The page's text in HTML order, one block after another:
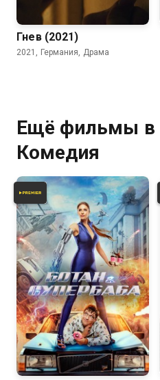
Гнев (2021)
2021, Германия, Драма
Ещё фильмы в
Комедия
4.9